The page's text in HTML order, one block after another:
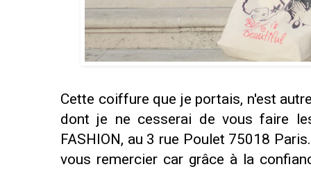
Cette coiffure que je portais, n'est
dont je ne cesserai de vous faire
FASHION, au 3 rue Poulet 75018
vous remercier car grâce à la